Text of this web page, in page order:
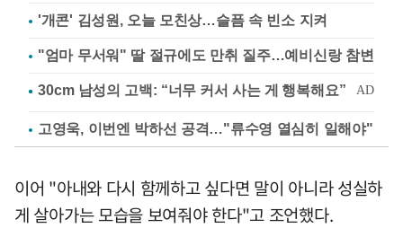
'개콘' 김성원, 오늘 모친상…슬픔 속 빈소 지켜
"엄마 무서워" 딸 절규에도 만취 질주…예비신랑 참변
고영욱, 이번엔 박하선 공격…"류수영 열심히 일해야"
이어 "아내와 다시 함께하고 싶다면 말이 아니라 성실하
게 살아가는 모습을 보여줘야 한다"고 조언했다.